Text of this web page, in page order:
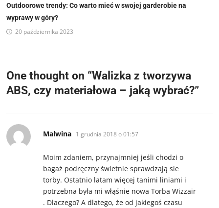
Outdoorowe trendy: Co warto mieć w swojej garderobie na
wyprawy w góry?
20 października 2023
One thought on “Walizka z tworzywa
ABS, czy materiałowa – jaką wybrać?”
Malwina pisze:
1 grudnia 2018 o 01:57
Moim zdaniem, przynajmniej jeśli chodzi o
bagaż podręczny świetnie sprawdzają sie
torby. Ostatnio latam więcej tanimi liniami i
potrzebna była mi włąśnie nowa Torba Wizzair
. Dlaczego? A dlatego, że od jakiegoś czasu